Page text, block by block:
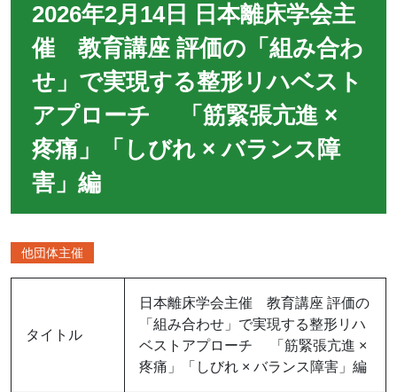
2026年2月14日 日本離床学会主
催 教育講座 評価の「組み合わ
せ」で実現する整形リハベスト
アプローチ 「筋緊張亢進 ×
疼痛」「しびれ × バランス障
害」編
他団体主催
タイトル
日本離床学会主催 教育講座 評価の
「組み合わせ」で実現する整形リハ
ベストアプローチ 「筋緊張亢進 ×
疼痛」「しびれ × バランス障害」編